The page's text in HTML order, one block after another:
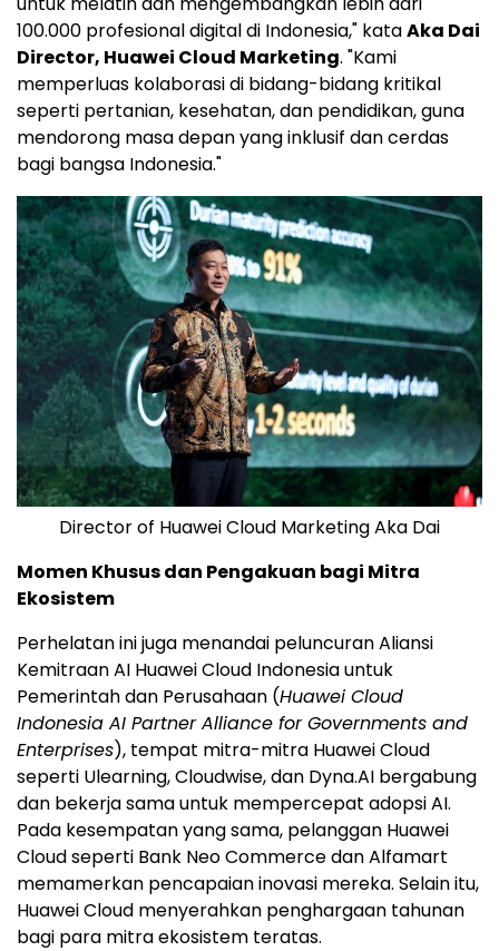
100.000 profesional digital di Indonesia," kataAka Dai
Director, Huawei Cloud Marketing. "Kami
memperluas kolaborasi di bidang-bidang kritikal
seperti pertanian, kesehatan, dan pendidikan, guna
mendorong masa depan yang inklusif dan cerdas
bagi bangsa Indonesia."
Director of Huawei Cloud Marketing Aka Dai
Momen Khusus dan Pengakuan bagi Mitra
Ekosistem
Perhelatan ini juga menandai peluncuran Aliansi
Kemitraan AI Huawei Cloud Indonesia untuk
Pemerintah dan Perusahaan (Huawei Cloud
Indonesia AI Partner Alliance for Governments and
Enterprises), tempat mitra-mitra Huawei Cloud
seperti Ulearning, Cloudwise, dan Dyna.AI bergabung
dan bekerja sama untuk mempercepat adopsi AI.
Pada kesempatan yang sama, pelanggan Huawei
Cloudseperti Bank Neo Commerce dan Alfamart
memamerkan pencapaian inovasi mereka. Selain itu,
Huawei Cloud menyerahkan penghargaan tahunan
bagi para mitra ekosistem teratas.